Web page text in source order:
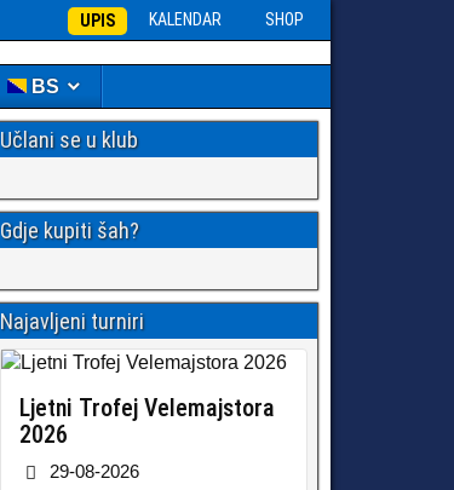
UPIS KALENDAR SHOP
BS
Učlani se u klub
Gdje kupiti šah?
Najavljeni turniri
Ljetni Trofej Velemajstora
2026
29-08-2026